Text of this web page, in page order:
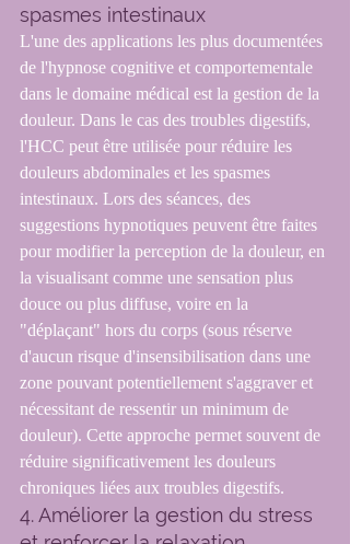
spasmes intestinaux
L'une des applications les plus documentées
de l'hypnose cognitive et comportementale
dans le domaine médical est la gestion de la
douleur. Dans le cas des troubles digestifs,
l'HCC peut être utilisée pour réduire les
douleurs abdominales et les spasmes
intestinaux. Lors des séances, des
suggestions hypnotiques peuvent être faites
pour modifier la perception de la douleur, en
la visualisant comme une sensation plus
douce ou plus diffuse, voire en la
"déplaçant" hors du corps (sous réserve
d'aucun risque d'insensibilisation dans une
zone pouvant potentiellement s'aggraver et
nécessitant de ressentir un minimum de
douleur). Cette approche permet souvent de
réduire significativement les douleurs
chroniques liées aux troubles digestifs.
4. Améliorer la gestion du stress